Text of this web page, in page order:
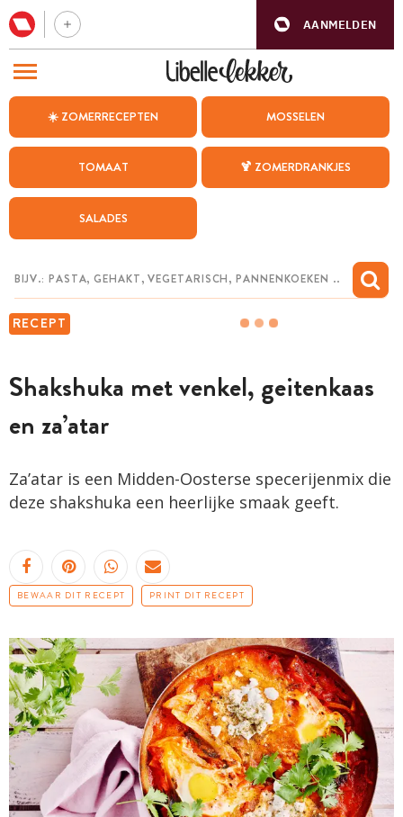
AANMELDEN
☀️ ZOMERRECEPTEN MOSSELEN
TOMAAT 🍹 ZOMERDRANKJES
SALADES
RECEPT
Shakshuka met venkel, geitenkaas
en za’atar
Za’atar is een Midden-Oosterse specerijenmix die
deze shakshuka een heerlijke smaak geeft.
BEWAAR DIT RECEPT PRINT DIT RECEPT
BEZOEK ONZE ANDERE WEBSITES
WEEKMENU
CHAT MET MAIA
MIJN BEWAARDE RECEPTEN